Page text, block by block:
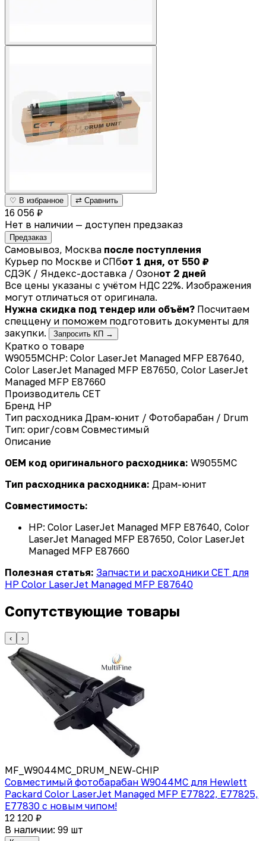
♡ В избранное ⇄ Сравнить
16 056 ₽
Нет в наличии — доступен предзаказ
Предзаказ
Самовывоз, Москва после поступления
Курьер по Москве и СПбот 1 дня, от 550 ₽
СДЭК / Яндекс-доставка / Озонот 2 дней
Все цены указаны с учётом НДС 22%. Изображения
могут отличаться от оригинала.
Нужна скидка под тендер или объём? Посчитаем
спеццену и поможем подготовить документы для
закупки.
Запросить КП →
Кратко о товаре
W9055MCHP: Color LaserJet Managed MFP E87640,
Color LaserJet Managed MFP E87650, Color LaserJet
Managed MFP E87660
Производитель CET
Бренд HP
Тип расходника Драм-юнит / Фотобарабан / Drum
Тип: ориг/совм Совместимый
Описание
OEM код оригинального расходника: W9055MC
Тип расходника расходника: Драм-юнит
Совместимость:
HP: Color LaserJet Managed MFP E87640, Color
LaserJet Managed MFP E87650, Color LaserJet
Managed MFP E87660
Полезная статья: Запчасти и расходники CET для
HP Color LaserJet Managed MFP E87640
Сопутствующие товары
‹ ›
MF_W9044MC_DRUM_NEW-CHIP
Совместимый фотобарабан W9044MC для Hewlett
Packard Color LaserJet Managed MFP E77822, E77825,
E77830 с новым чипом!
12 120 ₽
В наличии: 99 шт